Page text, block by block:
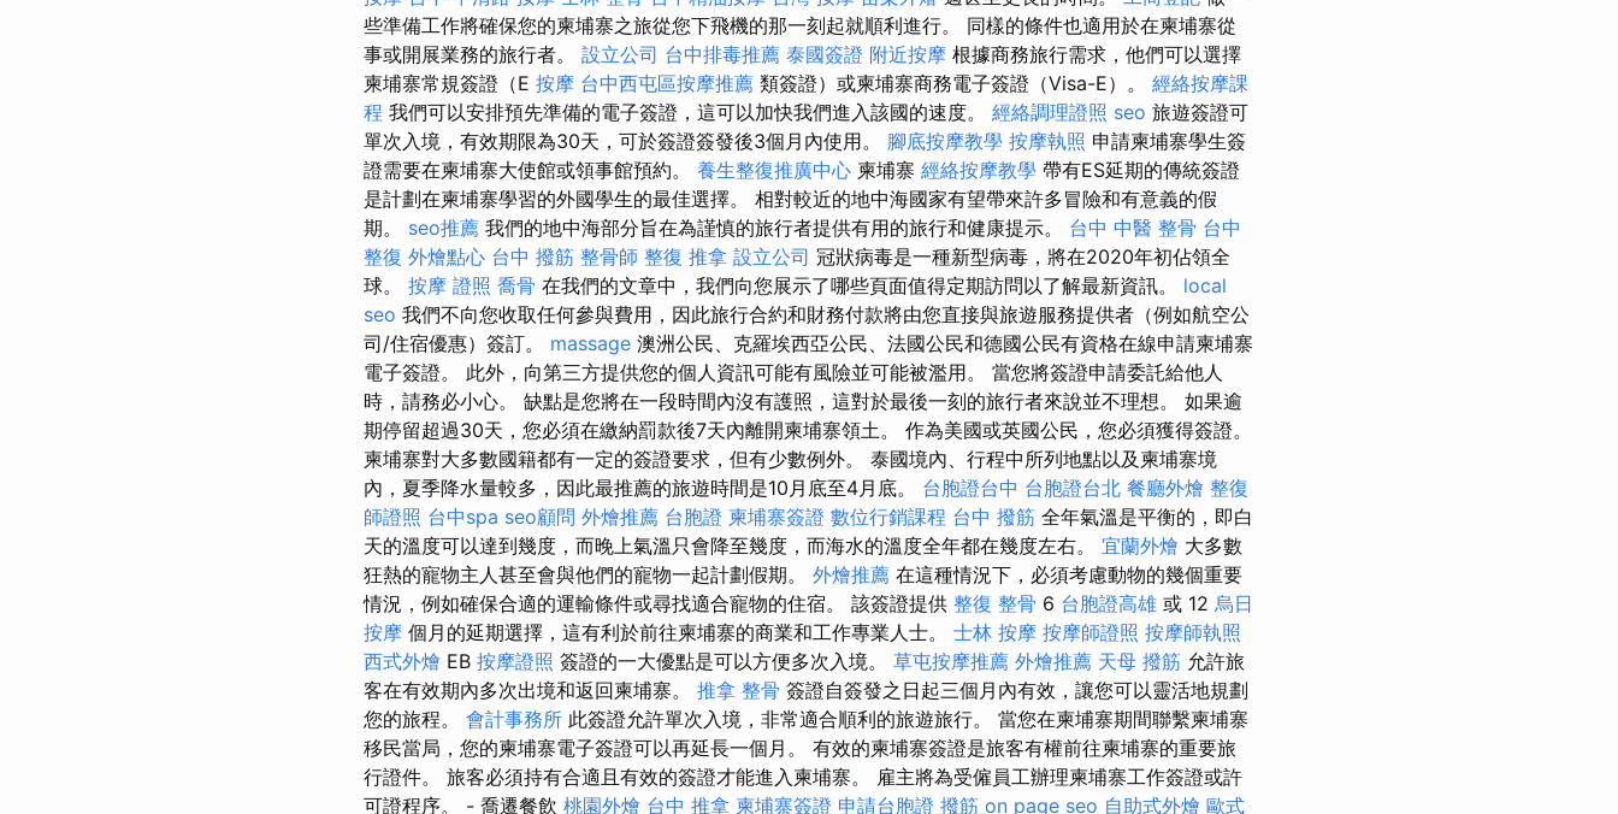
些準備工作將確保您的柬埔寨之旅從您下飛機的那一刻起就順利進行。 同樣的條件也適用於在柬埔寨從
事或開展業務的旅行者。 設立公司 台中排毒推薦 泰國簽證 附近按摩 根據商務旅行需求，他們可以選擇
柬埔寨常規簽證（E 按摩 台中西屯區按摩推薦 類簽證）或柬埔寨商務電子簽證（Visa-E）。 經絡按摩課
程 我們可以安排預先準備的電子簽證，這可以加快我們進入該國的速度。 經絡調理證照 seo 旅遊簽證可
單次入境，有效期限為30天，可於簽證簽發後3個月內使用。 腳底按摩教學 按摩執照 申請柬埔寨學生簽
證需要在柬埔寨大使館或領事館預約。 養生整復推廣中心 柬埔寨 經絡按摩教學 帶有ES延期的傳統簽證
是計劃在柬埔寨學習的外國學生的最佳選擇。 相對較近的地中海國家有望帶來許多冒險和有意義的假
期。 seo推薦 我們的地中海部分旨在為謹慎的旅行者提供有用的旅行和健康提示。 台中 中醫 整骨 台中
整復 外燴點心 台中 撥筋 整骨師 整復 推拿 設立公司 冠狀病毒是一種新型病毒，將在2020年初佔領全
球。 按摩 證照 喬骨 在我們的文章中，我們向您展示了哪些頁面值得定期訪問以了解最新資訊。 local
seo 我們不向您收取任何參與費用，因此旅行合約和財務付款將由您直接與旅遊服務提供者（例如航空公
司/住宿優惠）簽訂。 massage 澳洲公民、克羅埃西亞公民、法國公民和德國公民有資格在線申請柬埔寨
電子簽證。 此外，向第三方提供您的個人資訊可能有風險並可能被濫用。 當您將簽證申請委託給他人
時，請務必小心。 缺點是您將在一段時間內沒有護照，這對於最後一刻的旅行者來說並不理想。 如果逾
期停留超過30天，您必須在繳納罰款後7天內離開柬埔寨領土。 作為美國或英國公民，您必須獲得簽證。
柬埔寨對大多數國籍都有一定的簽證要求，但有少數例外。 泰國境內、行程中所列地點以及柬埔寨境
內，夏季降水量較多，因此最推薦的旅遊時間是10月底至4月底。 台胞證台中 台胞證台北 餐廳外燴 整復
師證照 台中spa seo顧問 外燴推薦 台胞證 柬埔寨簽證 數位行銷課程 台中 撥筋 全年氣溫是平衡的，即白
天的溫度可以達到幾度，而晚上氣溫只會降至幾度，而海水的溫度全年都在幾度左右。 宜蘭外燴 大多數
狂熱的寵物主人甚至會與他們的寵物一起計劃假期。 外燴推薦 在這種情況下，必須考慮動物的幾個重要
情況，例如確保合適的運輸條件或尋找適合寵物的住宿。 該簽證提供 整復 整骨 6 台胞證高雄 或 12 烏日
按摩 個月的延期選擇，這有利於前往柬埔寨的商業和工作專業人士。 士林 按摩 按摩師證照 按摩師執照
西式外燴 EB 按摩證照 簽證的一大優點是可以方便多次入境。 草屯按摩推薦 外燴推薦 天母 撥筋 允許旅
客在有效期內多次出境和返回柬埔寨。 推拿 整骨 簽證自簽發之日起三個月內有效，讓您可以靈活地規劃
您的旅程。 會計事務所 此簽證允許單次入境，非常適合順利的旅遊旅行。 當您在柬埔寨期間聯繫柬埔寨
移民當局，您的柬埔寨電子簽證可以再延長一個月。 有效的柬埔寨簽證是旅客有權前往柬埔寨的重要旅
行證件。 旅客必須持有合適且有效的簽證才能進入柬埔寨。 雇主將為受僱員工辦理柬埔寨工作簽證或許
可證程序。 - 喬遷餐飲 桃園外燴 台中 推拿 柬埔寨簽證 申請台胞證 撥筋 on page seo 自助式外燴 歐式